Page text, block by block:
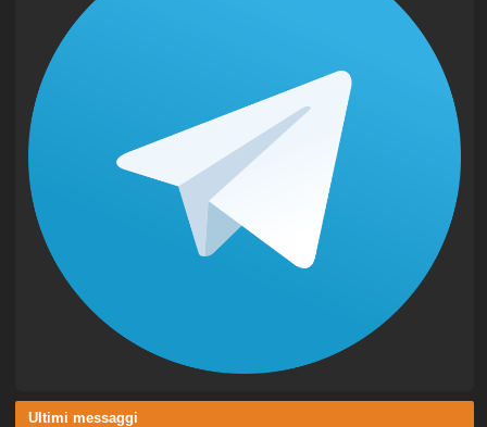
Ultimi messaggi